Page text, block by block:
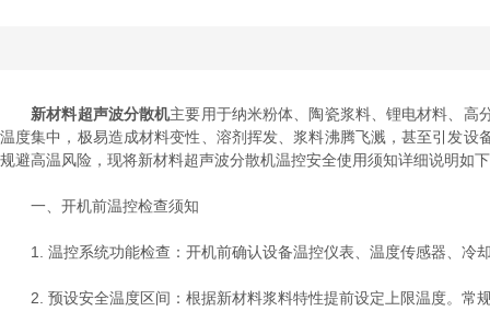
新材料超声波分散机主要用于纳米粉体、陶瓷浆料、锂电材料、高
温度集中，极易造成材料变性、溶剂挥发、浆料沸腾飞溅，甚至引发
规避高温风险，现将新材料超声波分散机温控安全使用须知详细说明如
一、开机前温控检查须知
1. 温控系统功能检查：开机前确认设备温控仪表、温度传感器、冷
2. 预设安全温度区间：根据新材料浆料特性提前设定上限温度。常